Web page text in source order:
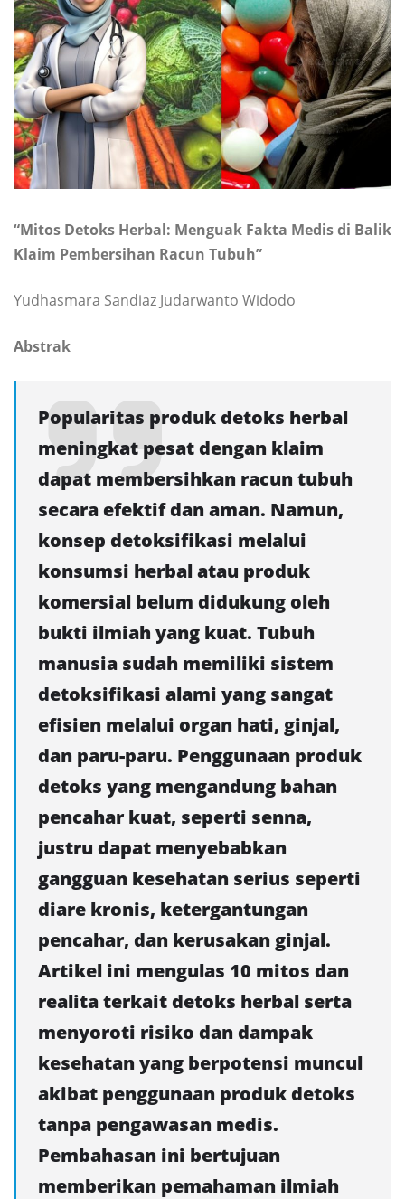
“Mitos Detoks Herbal: Menguak Fakta Medis di Balik
Klaim Pembersihan Racun Tubuh”
Yudhasmara Sandiaz Judarwanto Widodo
Abstrak
Popularitas produk detoks herbal
meningkat pesat dengan klaim
dapat membersihkan racun tubuh
secara efektif dan aman. Namun,
konsep detoksifikasi melalui
konsumsi herbal atau produk
komersial belum didukung oleh
bukti ilmiah yang kuat. Tubuh
manusia sudah memiliki sistem
detoksifikasi alami yang sangat
efisien melalui organ hati, ginjal,
dan paru-paru. Penggunaan produk
detoks yang mengandung bahan
pencahar kuat, seperti senna,
justru dapat menyebabkan
gangguan kesehatan serius seperti
diare kronis, ketergantungan
pencahar, dan kerusakan ginjal.
Artikel ini mengulas 10 mitos dan
realita terkait detoks herbal serta
menyoroti risiko dan dampak
kesehatan yang berpotensi muncul
akibat penggunaan produk detoks
tanpa pengawasan medis.
Pembahasan ini bertujuan
memberikan pemahaman ilmiah